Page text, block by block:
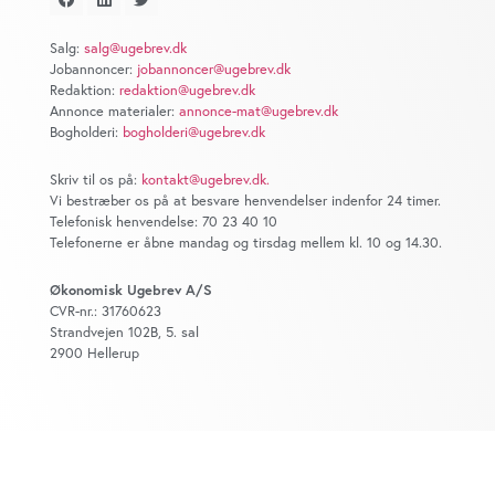
sociale medier, annonceringspartnere og
analysepartnere. Vores partnere kan kombinere disse
data med andre oplysninger, du har givet dem, eller som
de har indsamlet fra din brug af deres tjenester. Du
anvende vores hjemmeside.
Salg: salg@ugebrev.dk
Jobannoncer: jobannoncer@ugebrev.dk
Redaktion: redaktion@ugebrev.dk
Annonce materialer: annonce-mat@ugebrev.dk
Bogholderi: bogholderi@ugebrev.dk
Skriv til os på: kontakt@ugebrev.dk.
Vi bestræber os på at besvare henvendelser indenfor 24 timer.
Telefonisk henvendelse: 70 23 40 10
Telefonerne er åbne mandag og tirsdag mellem kl. 10 og 14.30.
Økonomisk Ugebrev A/S
CVR-nr.: 31760623
Strandvejen 102B, 5. sal
2900 Hellerup